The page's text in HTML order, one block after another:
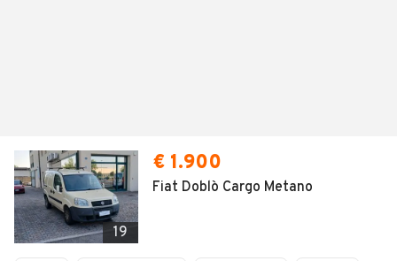
19
€ 1.900
Fiat Doblò Cargo Metano